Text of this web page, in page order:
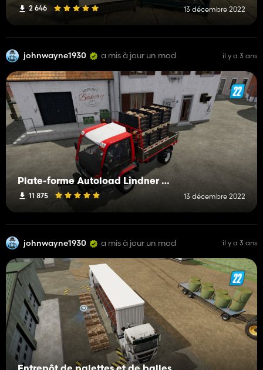
2 646 13 décembre 2022
johnwayne1930 a mis à jour un mod il y a 3 ans
Plate-forme Autoload Lindner Unitrac
11 875 13 décembre 2022
johnwayne1930 a mis à jour un mod il y a 3 ans